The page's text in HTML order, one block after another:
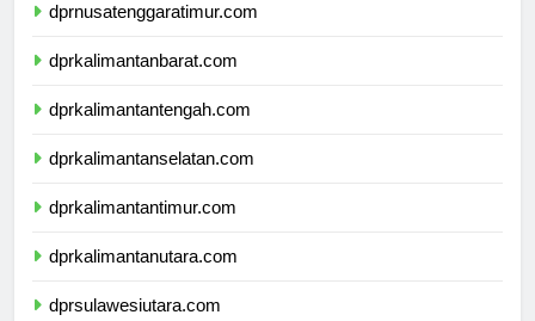
dprnusatenggaratimur.com
dprkalimantanbarat.com
dprkalimantantengah.com
dprkalimantanselatan.com
dprkalimantantimur.com
dprkalimantanutara.com
dprsulawesiutara.com